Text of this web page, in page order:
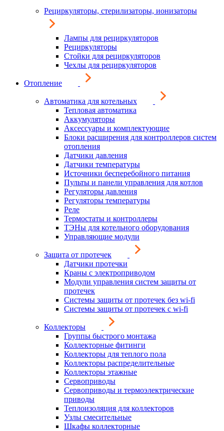
Рециркуляторы, стерилизаторы, ионизаторы
Лампы для рециркуляторов
Рециркуляторы
Стойки для рециркуляторов
Чехлы для рециркуляторов
Отопление
Автоматика для котельных
Тепловая автоматика
Аккумуляторы
Аксессуары и комплектующие
Блоки расширения для контроллеров систем
отопления
Датчики давления
Датчики температуры
Источники бесперебойного питания
Пульты и панели управления для котлов
Регуляторы давления
Регуляторы температуры
Реле
Термостаты и контроллеры
ТЭНы для котельного оборудования
Управляющие модули
Защита от протечек
Датчики протечки
Краны с электроприводом
Модули управления систем защиты от
протечек
Системы защиты от протечек без wi-fi
Системы защиты от протечек с wi-fi
Коллекторы
Группы быстрого монтажа
Коллекторные фитинги
Коллекторы для теплого пола
Коллекторы распределительные
Коллекторы этажные
Сервоприводы
Сервоприводы и термоэлектрические
приводы
Теплоизоляция для коллекторов
Узлы смесительные
Шкафы коллекторные